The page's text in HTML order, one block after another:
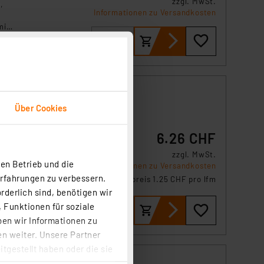
Über Cookies
Betrieb und die
zu verbessern.
sind, benötigen wir
Funktionen für soziale
wir Informationen zu
weiter. Unsere Partner
haben oder die sie
Informationen zu Versandkosten
6.26 CHF
zzgl. MwSt.
Informationen zu Versandkosten
Grundpreis 1.25 CHF pro lfm